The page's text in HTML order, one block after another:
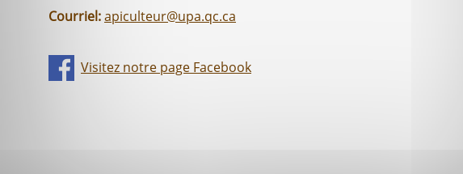
Courriel:apiculteur@upa.qc.ca
Visitez notre page Facebook